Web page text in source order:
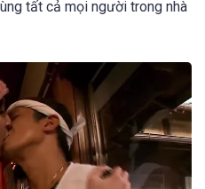
tất cả mọi người trong nhà